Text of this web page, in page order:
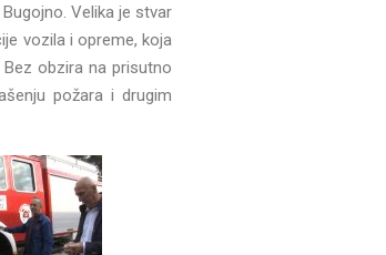
Velika je stvar
vozila i opreme, koja
obzira na prisutno
požara i drugim